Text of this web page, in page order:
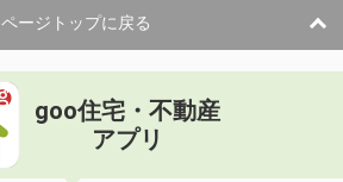
ページトップに戻る
goo住宅・不動産
アプリ